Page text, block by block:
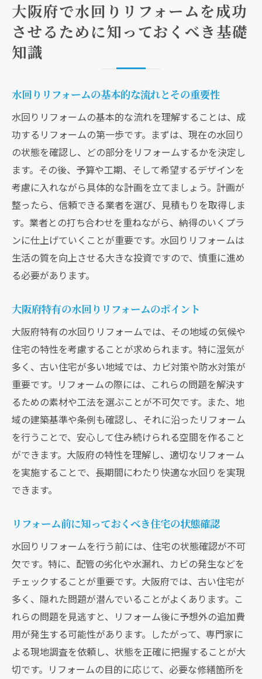
水回りリフォームに必要な基礎知識
大阪府でのリフォーム事例から学ぶ成功の
水回りリフォームで避けるべき一般的なミ
ス
版
大阪府でのリフォーム計画の立て方と注意
点
費用削減に役立つ計画の立て方
リフォーム計画における優先順位の付け方
大阪府での予算に合わせたリフォーム計画
計画段階での費用対効果の見極め方
リフォームにおける費用感の理解と設定
大阪府で賢く業者を選ぶ！水回りリフォームの
成功の秘訣
ト
大阪府でのおすすめ業者選びの基準
業者選びで失敗しないための注意点
相見積もりを活用した賢い業者選び
業者とのコミュニケーションで確認すべき
こと
大阪府での業者レビューの役立て方
水回りリフォームでコストを抑える具体的な方
法大阪府編
材料選びでコストを抑える方法
必要な工事とオプションの見極め方
大阪府でのコスト削減事例の紹介
リフォーム中にできる費用節約の工夫
効果的な予算の配分方法
効率的な水回りリフォームの進め方初めの一歩
は計画から
計画準備で時間とコストを節約する方法
大阪府で水回りリフォームを成功
させるために知っておくべき基礎
知識
水回りリフォームの基本的な流れとその重要性
水回りリフォームの基本的な流れを理解することは、成
功するリフォームの第一歩です。まずは、現在の水回り
の状態を確認し、どの部分をリフォームするかを決定し
ます。その後、予算や工期、そして希望するデザインを
考慮に入れながら具体的な計画を立てましょう。計画が
整ったら、信頼できる業者を選び、見積もりを取得しま
す。業者との打ち合わせを重ねながら、納得のいくプラ
ンに仕上げていくことが重要です。水回りリフォームは
生活の質を向上させる大きな投資ですので、慎重に進め
る必要があります。
大阪府特有の水回りリフォームのポイント
大阪府特有の水回りリフォームでは、その地域の気候や
住宅の特性を考慮することが求められます。特に湿気が
多く、古い住宅が多い地域では、カビ対策や防水対策が
重要です。リフォームの際には、これらの問題を解決す
るための素材や工法を選ぶことが不可欠です。また、地
域の建築基準や条例も確認し、それに沿ったリフォーム
を行うことで、安心して住み続けられる空間を作ること
ができます。大阪府の特性を理解し、適切なリフォーム
を実施することで、長期間にわたり快適な水回りを実現
できます。
リフォーム前に知っておくべき住宅の状態確認
水回りリフォームを行う前には、住宅の状態確認が不可
欠です。特に、配管の劣化や水漏れ、カビの発生などを
チェックすることが重要です。大阪府では、古い住宅が
多く、隠れた問題が潜んでいることがよくあります。こ
れらの問題を見逃すと、リフォーム後に予想外の追加費
用が発生する可能性があります。したがって、専門家に
よる現地調査を依頼し、状態を正確に把握することが大
切です。リフォームの目的に応じて、必要な修繕箇所を